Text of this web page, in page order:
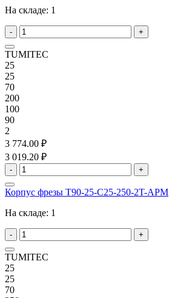
На складе: 1
- +
TUMITEC
25
25
70
200
100
90
2
3 774.00 ₽
3 019.20 ₽
- +
Корпус фрезы T90-25-C25-250-2T-APM
На складе: 1
- +
TUMITEC
25
25
70